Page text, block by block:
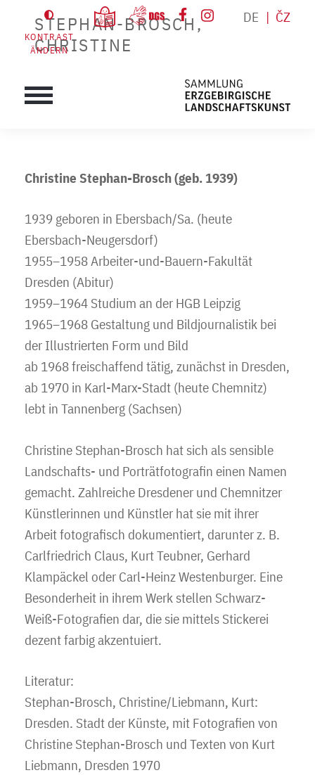
KONTRAST
ÄNDERN
DE ČZ
STEPHAN-BROSCH,
CHRISTINE
Christine Stephan-Brosch (geb. 1939)
1939 geboren in Ebersbach/Sa. (heute
Ebersbach-Neugersdorf)
1955–1958 Arbeiter-und-Bauern-Fakultät
Dresden (Abitur)
1959–1964 Studium an der HGB Leipzig
1965–1968 Gestaltung und Bildjournalistik bei
der Illustrierten Form und Bild
ab 1968 freischaffend tätig, zunächst in Dresden,
ab 1970 in Karl-Marx-Stadt (heute Chemnitz)
lebt in Tannenberg (Sachsen)
Christine Stephan-Brosch hat sich als sensible
Landschafts- und Porträtfotografin einen Namen
gemacht. Zahlreiche Dresdener und Chemnitzer
Künstlerinnen und Künstler hat sie mit ihrer
Arbeit fotografisch dokumentiert, darunter z. B.
Carlfriedrich Claus, Kurt Teubner, Gerhard
Klampäckel oder Carl-Heinz Westenburger. Eine
Besonderheit in ihrem Werk stellen Schwarz-
Weiß-Fotografien dar, die sie mittels Stickerei
dezent farbig akzentuiert.
Literatur:
Stephan-Brosch, Christine/Liebmann, Kurt:
Dresden. Stadt der Künste, mit Fotografien von
Christine Stephan-Brosch und Texten von Kurt
Liebmann, Dresden 1970